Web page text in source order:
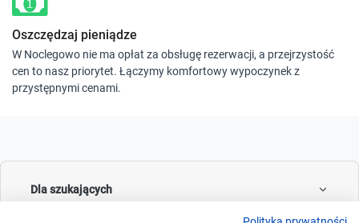
Oszczędzaj pieniądze
W Noclegowo nie ma opłat za obsługę rezerwacji, a przejrzystość
cen to nasz priorytet. Łączymy komfortowy wypoczynek z
przystępnymi cenami.
Dla szukających